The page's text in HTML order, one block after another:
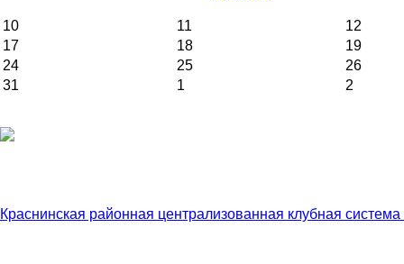
10 11
12
17
18
19
24
25
26
31
1 2
Краснинская районная централизованная клубная